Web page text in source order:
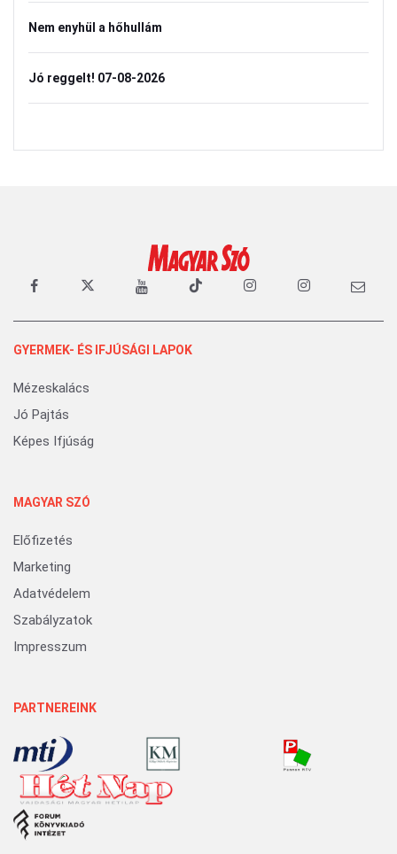
Nem enyhül a hőhullám
Jó reggelt! 07-08-2026
GYERMEK- ÉS IFJÚSÁGI LAPOK
Mézeskalács
Jó Pajtás
Képes Ifjúság
MAGYAR SZÓ
Előfizetés
Marketing
Adatvédelem
Szabályzatok
Impresszum
PARTNEREINK